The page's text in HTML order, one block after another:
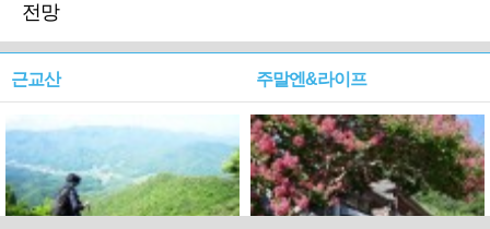
전망
근교산 주말엔&라이프